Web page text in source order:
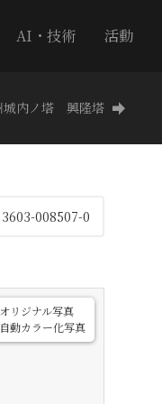
AI・技術 活動
城内ノ塔 興隆塔
3603-008507-0
オリジナル写真
自動カラー化写真